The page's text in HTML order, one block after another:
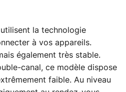
la technologie
à vos appareils.
également très stable.
canal, ce modèle dispose
faible. Au niveau